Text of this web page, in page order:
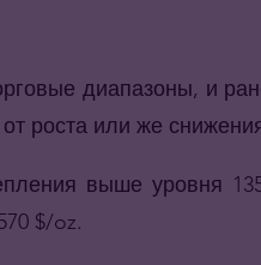
диапазоны, и
роста или же
выше уровня
$/oz.